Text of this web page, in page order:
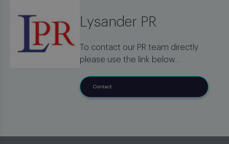
Lysander PR
To contact our PR team directly
please use the link below
Contact